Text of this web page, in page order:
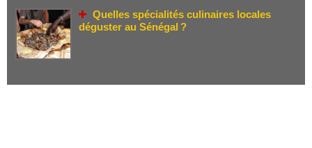
Quelles spécialités culinaires locales
déguster au Sénégal ?